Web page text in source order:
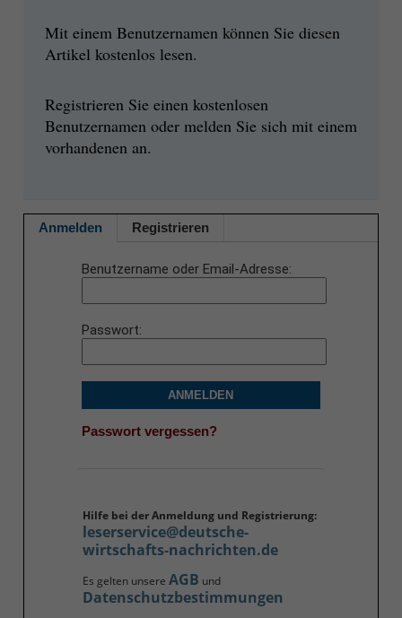
Mit einem Benutzernamen können Sie diesen
Artikel kostenlos lesen.
Registrieren Sie einen kostenlosen
Benutzernamen oder melden Sie sich mit einem
vorhandenen an.
Anmelden Registrieren
Benutzername oder Email-Adresse
Passwort
ANMELDEN
Passwort vergessen?
Hilfe bei der Anmeldung und Registrierung:
leserservice@deutsche-
wirtschafts-nachrichten.de
Es gelten unsere AGB und
Datenschutzbestimmungen